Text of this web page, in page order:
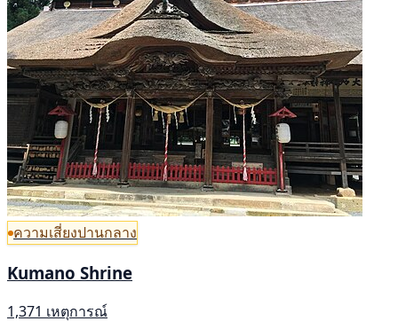
ความเสี่ยงปานกลาง
Kumano Shrine
1,371 เหตุการณ์